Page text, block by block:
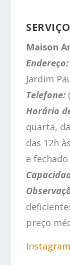
SERVIÇO
Maison
Endereço:
Jardim
Telefone:
Horário
quarta,
das 12h
e
preço
Instagram